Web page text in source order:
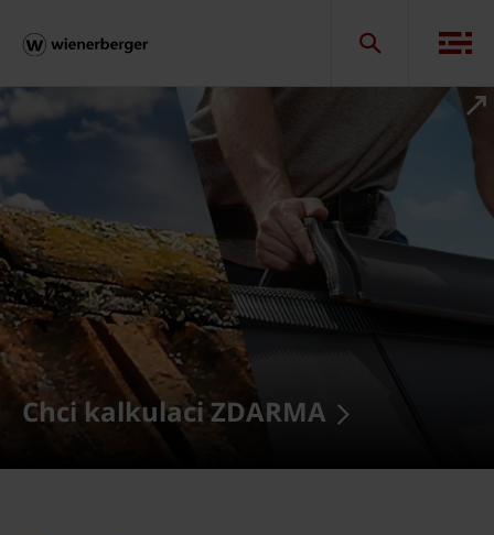
Chci kalkulaci ZDARMA